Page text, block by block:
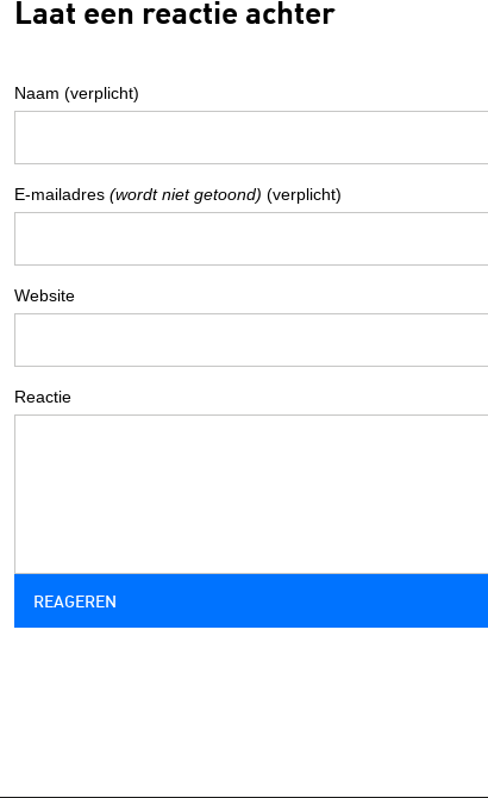
Laat een reactie achter
Naam (verplicht)
E-mailadres (wordt niet getoond) (verplicht)
Website
Reactie